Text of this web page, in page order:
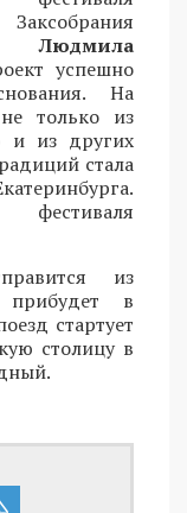
Людмила
успешно
На
только из
и из других
стала
из
в
стартует
столицу в